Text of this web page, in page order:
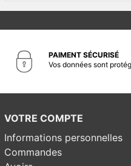
PAIMENT SÉCURISÉ
Vos données sont
VOTRE COMPTE
Informations personnelles
Commandes